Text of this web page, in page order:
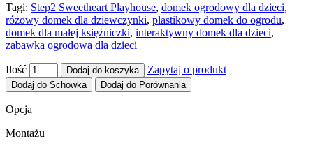
Tagi: Step2 Sweetheart Playhouse, domek ogrodowy dla dzieci,
różowy domek dla dziewczynki, plastikowy domek do ogrodu,
domek dla małej księżniczki, interaktywny domek dla dzieci,
zabawka ogrodowa dla dzieci
Ilość Dodaj do koszyka Zapytaj o produkt
Dodaj do Schowka Dodaj do Porównania
Opcja
Montażu